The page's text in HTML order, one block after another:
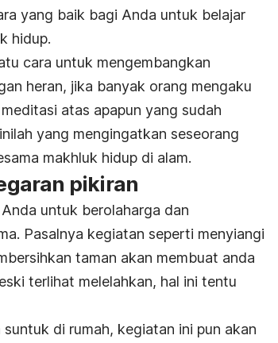
yang baik bagi Anda untuk belajar
hidup.
cara untuk mengembangkan
heran, jika banyak orang mengaku
atas apapun yang sudah
yang mengingatkan seseorang
makhluk hidup di alam.
pikiran
untuk berolaharga dan
Pasalnya kegiatan seperti menyiangi
taman akan membuat anda
terlihat melelahkan, hal ini tentu
di rumah, kegiatan ini pun akan